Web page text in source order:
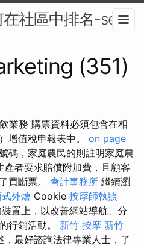
社區中排名-seo
(351)
業務 購票資料必須包含在相
增值稅申報表中。 on page
碼，家庭農民的則註明家庭農
產者要求賠償附加費，且顧客
買斷票。 會計事務所 繼續瀏
外燴 Cookie 按摩師執照
置上，以改善網站導航、分
行銷活動。 新竹 按摩 新竹
，最好諮詢法律專業人士，了